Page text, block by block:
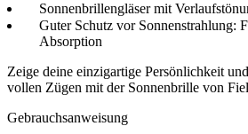
Sonnenbrillengläser mit
Guter Schutz vor Sonnenstrahlung:
Absorption
Zeige deine einzigartige Persönlichkeit
vollen Zügen mit der Sonnenbrille von
Gebrauchsanweisung